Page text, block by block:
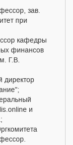
зав.
при
кафедры
финансов
Г.В.
и